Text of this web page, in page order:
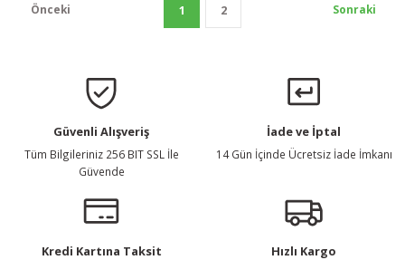
1 2
Güvenli Alışveriş
Tüm Bilgileriniz 256 BIT SSL İle
Güvende
İade ve İptal
14 Gün İçinde Ücretsiz İade İmkanı
Kredi Kartına Taksit Hızlı Kargo